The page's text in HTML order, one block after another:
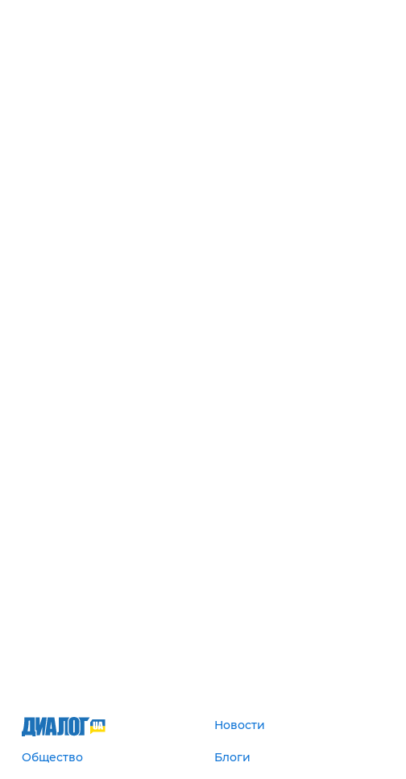
Новости
Общество Блоги